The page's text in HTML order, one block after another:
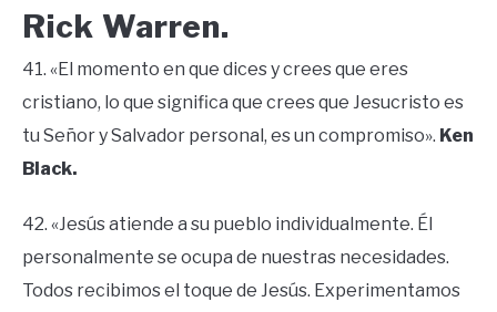
Rick Warren.
41. «El momento en que dices y crees que eres
cristiano, lo que significa que crees que Jesucristo es
tu Señor y Salvador personal, es un compromiso». Ken
Black.
42. «Jesús atiende a su pueblo individualmente. Él
personalmente se ocupa de nuestras necesidades.
Todos recibimos el toque de Jesús. Experimentamos